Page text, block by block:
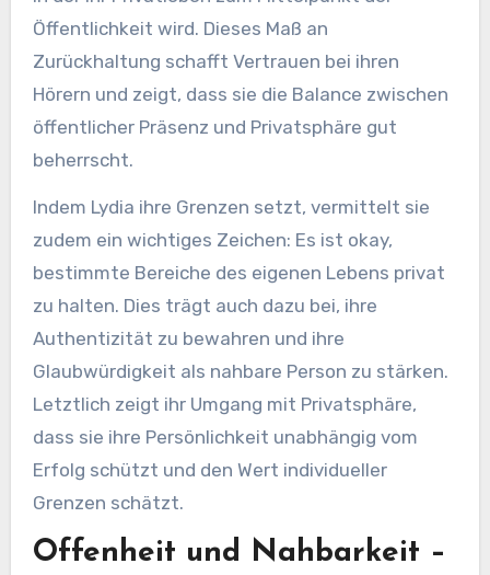
Öffentlichkeit wird. Dieses Maß an
Zurückhaltung schafft Vertrauen bei ihren
Hörern und zeigt, dass sie die Balance zwischen
öffentlicher Präsenz und Privatsphäre gut
beherrscht.
Indem Lydia ihre Grenzen setzt, vermittelt sie
zudem ein wichtiges Zeichen: Es ist okay,
bestimmte Bereiche des eigenen Lebens privat
zu halten. Dies trägt auch dazu bei, ihre
Authentizität zu bewahren und ihre
Glaubwürdigkeit als nahbare Person zu stärken.
Letztlich zeigt ihr Umgang mit Privatsphäre,
dass sie ihre Persönlichkeit unabhängig vom
Erfolg schützt und den Wert individueller
Grenzen schätzt.
Offenheit und Nahbarkeit –